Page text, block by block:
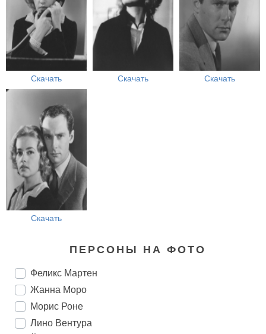
Скачать Скачать Скачать
Скачать
ПЕРСОНЫ НА ФОТО
Феликс Мартен
Жанна Моро
Морис Роне
Лино Вентура